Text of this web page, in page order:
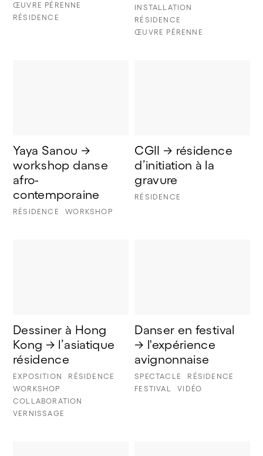
ŒUVRE PÉRENNE
RÉSIDENCE
INSTALLATION
RÉSIDENCE
ŒUVRE PÉRENNE
Yaya Sanou →
workshop danse
afro-
contemporaine
RÉSIDENCE WORKSHOP
CGII → résidence
d’initiation à la
gravure
RÉSIDENCE
Dessiner à Hong
Kong → l’asiatique
résidence
EXPOSITION
RÉSIDENCE
WORKSHOP
COLLABORATION
VERNISSAGE
Danser en festival
→ l'expérience
avignonnaise
SPECTACLE
RÉSIDENCE
FESTIVAL
VIDÉO